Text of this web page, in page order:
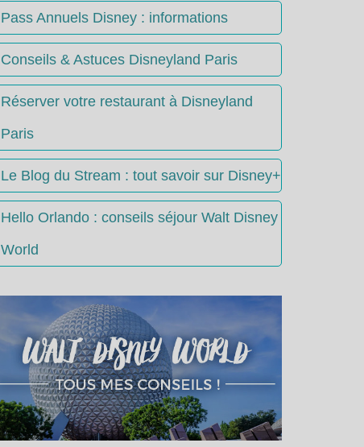
Pass Annuels Disney : informations
Conseils & Astuces Disneyland Paris
Réserver votre restaurant à Disneyland
Paris
Le Blog du Stream : tout savoir sur Disney+
Hello Orlando : conseils séjour Walt Disney
World